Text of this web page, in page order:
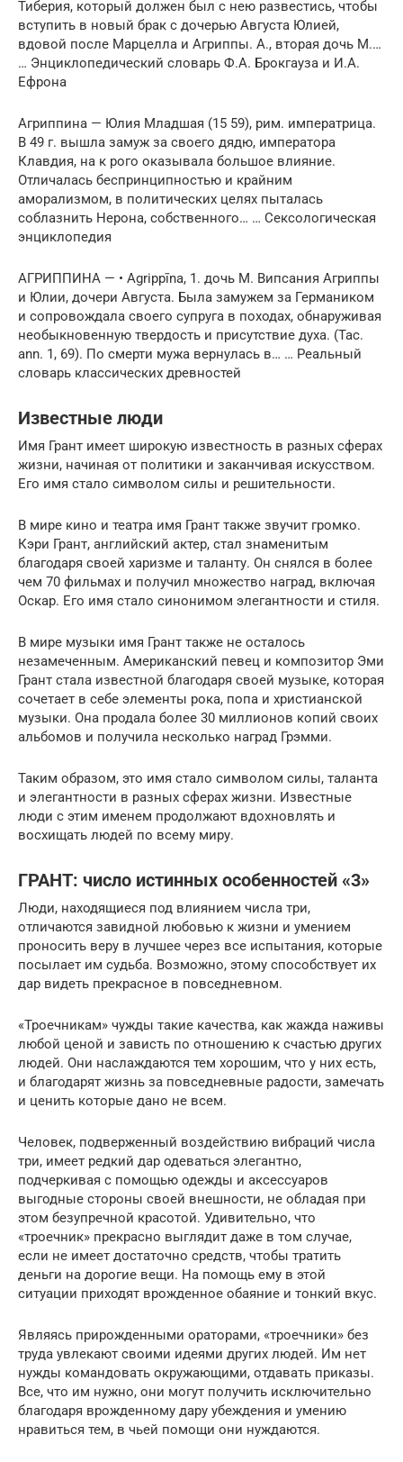
Тиберия, который должен был с нею развестись, чтобы
вступить в новый брак с дочерью Августа Юлией,
вдовой после Марцелла и Агриппы. А., вторая дочь М.…
… Энциклопедический словарь Ф.А. Брокгауза и И.А.
Ефрона
Агриппина — Юлия Младшая (15 59), рим. императрица.
В 49 г. вышла замуж за своего дядю, императора
Клавдия, на к рого оказывала большое влияние.
Отличалась беспринципностью и крайним
аморализмом, в политических целях пыталась
соблазнить Нерона, собственного… … Сексологическая
энциклопедия
АГРИППИНА — • Agrippīna, 1. дочь М. Випсания Агриппы
и Юлии, дочери Августа. Была замужем за Германиком
и сопровождала своего супруга в походах, обнаруживая
необыкновенную твердость и присутствие духа. (Tac.
ann. 1, 69). По смерти мужа вернулась в… … Реальный
словарь классических древностей
Известные люди
Имя Грант имеет широкую известность в разных сферах
жизни, начиная от политики и заканчивая искусством.
Его имя стало символом силы и решительности.
В мире кино и театра имя Грант также звучит громко.
Кэри Грант, английский актер, стал знаменитым
благодаря своей харизме и таланту. Он снялся в более
чем 70 фильмах и получил множество наград, включая
Оскар. Его имя стало синонимом элегантности и стиля.
В мире музыки имя Грант также не осталось
незамеченным. Американский певец и композитор Эми
Грант стала известной благодаря своей музыке, которая
сочетает в себе элементы рока, попа и христианской
музыки. Она продала более 30 миллионов копий своих
альбомов и получила несколько наград Грэмми.
Таким образом, это имя стало символом силы, таланта
и элегантности в разных сферах жизни. Известные
люди с этим именем продолжают вдохновлять и
восхищать людей по всему миру.
ГРАНТ: число истинных особенностей «3»
Люди, находящиеся под влиянием числа три,
отличаются завидной любовью к жизни и умением
проносить веру в лучшее через все испытания, которые
посылает им судьба. Возможно, этому способствует их
дар видеть прекрасное в повседневном.
«Троечникам» чужды такие качества, как жажда наживы
любой ценой и зависть по отношению к счастью других
людей. Они наслаждаются тем хорошим, что у них есть,
и благодарят жизнь за повседневные радости, замечать
и ценить которые дано не всем.
Человек, подверженный воздействию вибраций числа
три, имеет редкий дар одеваться элегантно,
подчеркивая с помощью одежды и аксессуаров
выгодные стороны своей внешности, не обладая при
этом безупречной красотой. Удивительно, что
«троечник» прекрасно выглядит даже в том случае,
если не имеет достаточно средств, чтобы тратить
деньги на дорогие вещи. На помощь ему в этой
ситуации приходят врожденное обаяние и тонкий вкус.
Являясь прирожденными ораторами, «троечники» без
труда увлекают своими идеями других людей. Им нет
нужды командовать окружающими, отдавать приказы.
Все, что им нужно, они могут получить исключительно
благодаря врожденному дару убеждения и умению
нравиться тем, в чьей помощи они нуждаются.